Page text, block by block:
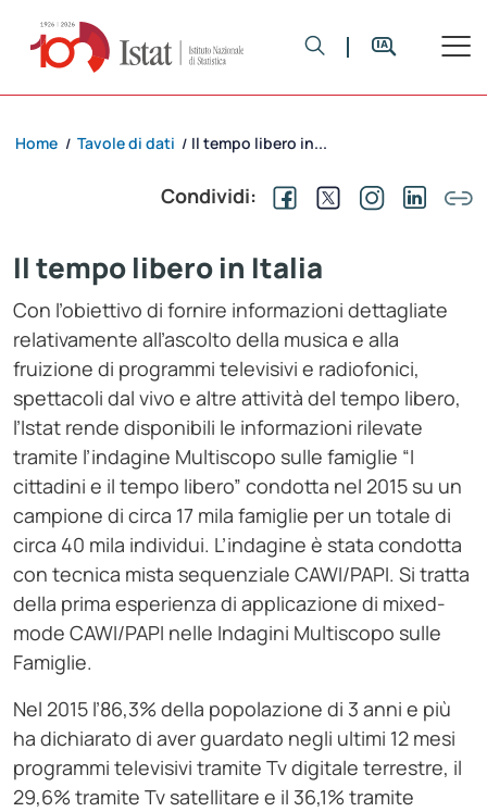
Home / Tavole di dati / Il tempo libero in...
Condividi:
Il tempo libero in Italia
Con l’obiettivo di fornire informazioni dettagliate
relativamente all’ascolto della musica e alla
fruizione di programmi televisivi e radiofonici,
spettacoli dal vivo e altre attività del tempo libero,
l’Istat rende disponibili le informazioni rilevate
tramite l’indagine Multiscopo sulle famiglie “I
cittadini e il tempo libero” condotta nel 2015 su un
campione di circa 17 mila famiglie per un totale di
circa 40 mila individui. L’indagine è stata condotta
con tecnica mista sequenziale CAWI/PAPI. Si tratta
della prima esperienza di applicazione di mixed-
mode CAWI/PAPI nelle Indagini Multiscopo sulle
Famiglie.
Nel 2015 l’86,3% della popolazione di 3 anni e più
ha dichiarato di aver guardato negli ultimi 12 mesi
programmi televisivi tramite Tv digitale terrestre, il
29,6% tramite Tv satellitare e il 36,1% tramite